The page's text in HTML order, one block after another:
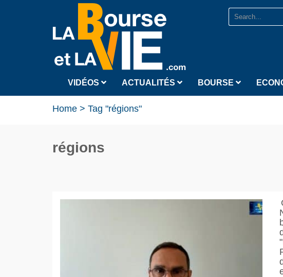
VIDÉOS ACTUALITÉS BOURSE
Home > Tag "régions"
régions